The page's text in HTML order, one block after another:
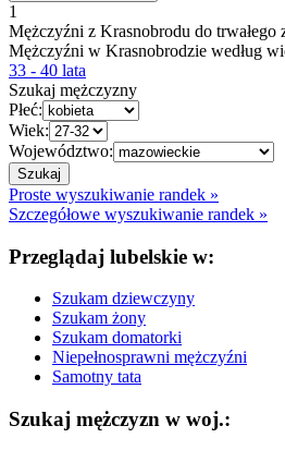
1
Mężczyźni z Krasnobrodu do trwałego
Mężczyźni w Krasnobrodzie według
33 - 40 lata
Szukaj mężczyzny
Płeć:
Wiek:
Województwo:
Proste wyszukiwanie randek »
Szczegółowe wyszukiwanie randek »
Przeglądaj lubelskie w:
Szukam dziewczyny
Szukam żony
Szukam domatorki
Niepełnosprawni mężczyźni
Samotny tata
Szukaj mężczyzn w woj.: